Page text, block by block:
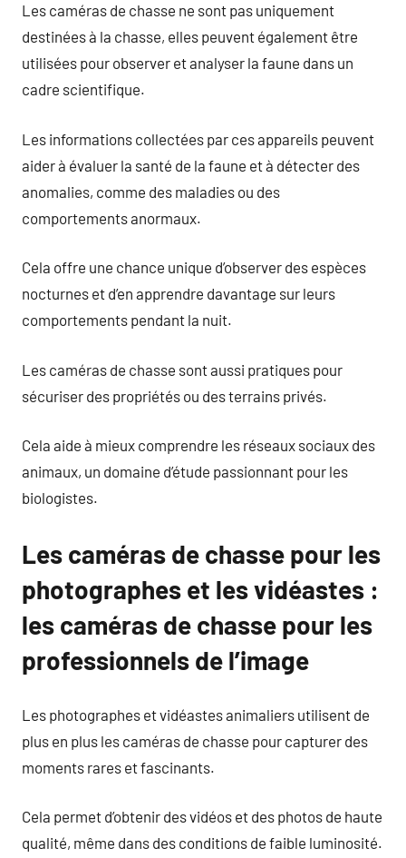
Les caméras de chasse ne sont pas uniquement
destinées à la chasse, elles peuvent également être
utilisées pour observer et analyser la faune dans un
cadre scientifique.
Les informations collectées par ces appareils peuvent
aider à évaluer la santé de la faune et à détecter des
anomalies, comme des maladies ou des
comportements anormaux.
Cela offre une chance unique d’observer des espèces
nocturnes et d’en apprendre davantage sur leurs
comportements pendant la nuit.
Les caméras de chasse sont aussi pratiques pour
sécuriser des propriétés ou des terrains privés.
Cela aide à mieux comprendre les réseaux sociaux des
animaux, un domaine d’étude passionnant pour les
biologistes.
Les caméras de chasse pour les
photographes et les vidéastes :
les caméras de chasse pour les
professionnels de l’image
Les photographes et vidéastes animaliers utilisent de
plus en plus les caméras de chasse pour capturer des
moments rares et fascinants.
Cela permet d’obtenir des vidéos et des photos de haute
qualité, même dans des conditions de faible luminosité.